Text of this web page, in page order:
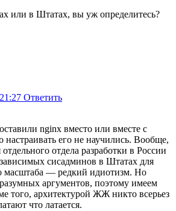
или в Штатах, вы уж определитесь?
Ответить
nginx вместо или вместе с
настраивать его не научились. Вообще,
отдела разработки в России
сисадминов в Штатах для
масштаба — редкий идиотизм. Но
аргументов, поэтому имеем
того, архитектурой ЖЖ никто всерьез
что латается.